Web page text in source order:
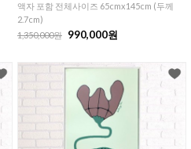
액자 포함 전체사이즈 65cmx145cm (두께
2.7cm)
1,350,000원
990,000원